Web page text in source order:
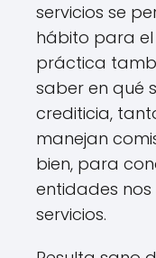
servicios se
hábito para el
práctica
saber en qué
crediticia,
manejan
bien, para
entidades
servicios.